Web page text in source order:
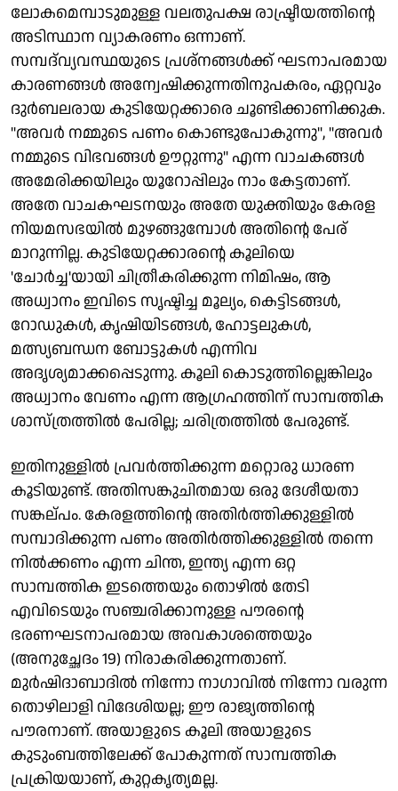
ലോകമെമ്പാടുമുള്ള വലതുപക്ഷ രാഷ്ട്രീയത്തിന്റെ
അടിസ്ഥാന വ്യാകരണം ഒന്നാണ്.
സമ്പദ്‌വ്യവസ്ഥയുടെ പ്രശ്നങ്ങൾക്ക് ഘടനാപരമായ
കാരണങ്ങൾ അന്വേഷിക്കുന്നതിനുപകരം, ഏറ്റവും
ദുർബലരായ കുടിയേറ്റക്കാരെ ചൂണ്ടിക്കാണിക്കുക.
"അവർ നമ്മുടെ പണം കൊണ്ടുപോകുന്നു", "അവർ
നമ്മുടെ വിഭവങ്ങൾ ഊറ്റുന്നു" എന്ന വാചകങ്ങൾ
അമേരിക്കയിലും യൂറോപ്പിലും നാം കേട്ടതാണ്.
അതേ വാചകഘടനയും അതേ യുക്തിയും കേരള
നിയമസഭയിൽ മുഴങ്ങുമ്പോൾ അതിന്റെ പേര്
മാറുന്നില്ല. കുടിയേറ്റക്കാരന്റെ കൂലിയെ
'ചോർച്ച'യായി ചിത്രീകരിക്കുന്ന നിമിഷം, ആ
അധ്വാനം ഇവിടെ സൃഷ്ടിച്ച മൂല്യം, കെട്ടിടങ്ങൾ,
റോഡുകൾ, കൃഷിയിടങ്ങൾ, ഹോട്ടലുകൾ,
മത്സ്യബന്ധന ബോട്ടുകൾ എന്നിവ
അദൃശ്യമാക്കപ്പെടുന്നു. കൂലി കൊടുത്തില്ലെങ്കിലും
അധ്വാനം വേണം എന്ന ആഗ്രഹത്തിന് സാമ്പത്തിക
ശാസ്ത്രത്തിൽ പേരില്ല; ചരിത്രത്തിൽ പേരുണ്ട്.
ഇതിനുള്ളിൽ പ്രവർത്തിക്കുന്ന മറ്റൊരു ധാരണ
കൂടിയുണ്ട്. അതിസങ്കുചിതമായ ഒരു ദേശീയതാ
സങ്കല്പം. കേരളത്തിന്റെ അതിർത്തിക്കുള്ളിൽ
സമ്പാദിക്കുന്ന പണം അതിർത്തിക്കുള്ളിൽ തന്നെ
നിൽക്കണം എന്ന ചിന്ത, ഇന്ത്യ എന്ന ഒറ്റ
സാമ്പത്തിക ഇടത്തെയും തൊഴിൽ തേടി
എവിടെയും സഞ്ചരിക്കാനുള്ള പൗരന്റെ
ഭരണഘടനാപരമായ അവകാശത്തെയും
(അനുച്ഛേദം 19) നിരാകരിക്കുന്നതാണ്.
മുർഷിദാബാദിൽ നിന്നോ നാഗാവിൽ നിന്നോ വരുന്ന
തൊഴിലാളി വിദേശിയല്ല; ഈ രാജ്യത്തിന്റെ
പൗരനാണ്. അയാളുടെ കൂലി അയാളുടെ
കുടുംബത്തിലേക്ക് പോകുന്നത് സാമ്പത്തിക
പ്രക്രിയയാണ്, കുറ്റകൃത്യമല്ല.